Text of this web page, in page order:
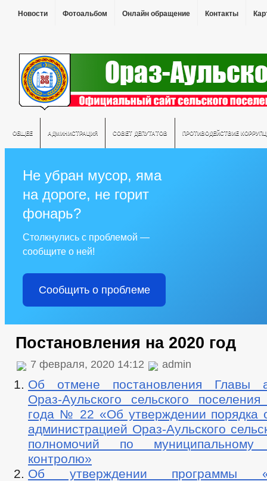
Новости Фотоальбом Онлайн обращение Контакты
ОБЩЕЕ АДМИНИСТРАЦИЯ СОВЕТ ДЕПУТАТОВ ПРОТИВОДЕЙСТВИЕ
Не убран мусор, яма
на дороге, не горит
фонарь?
Столкнулись с проблемой —
сообщите о ней!
Сообщить о проблеме
Постановления на 2020 год
7 февраля, 2020 14:12 admin
Об отмене постановления Главы
Ораз-Аульского сельского
года № 22 «Об утверждении порядка
администрацией Ораз-Аульского
полномочий по муниципальному
контролю»
Об утверждении программы